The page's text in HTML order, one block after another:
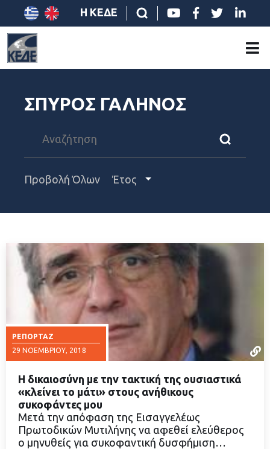
Η ΚΕΔΕ
ΣΠΥΡΟΣ ΓΑΛΗΝΟΣ
Προβολή Όλων Έτος
ΡΕΠΟΡΤΆΖ
29 ΝΟΕΜΒΡΊΟΥ, 2018
ΔΙΑΒΑΣΤΕ ΠΕΡΙΣΣΟΤΕΡΑ
Η δικαιοσύνη με την τακτική της ουσιαστικά
«κλείνει το μάτι» στους ανήθικους
συκοφάντες μου
Μετά την απόφαση της Εισαγγελέως
Πρωτοδικών Μυτιλήνης να αφεθεί ελεύθερος
ο μηνυθείς για συκοφαντική δυσφήμιση…